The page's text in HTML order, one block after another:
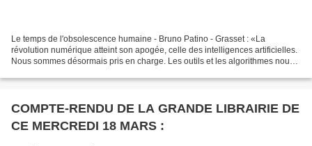
Le temps de l'obsolescence humaine - Bruno Patino - Grasset : «La
révolution numérique atteint son apogée, celle des intelligences artificielles.
Nous sommes désormais pris en charge. Les outils et les algorithmes nous
COMPTE-RENDU DE LA GRANDE LIBRAIRIE DE
CE MERCREDI 18 MARS :